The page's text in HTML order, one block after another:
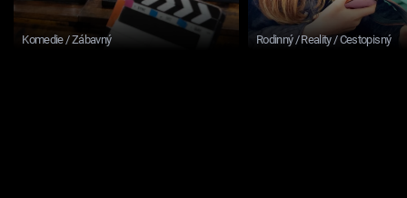
Komedie / Zábavný Rodinný / Reality / Cestopisný